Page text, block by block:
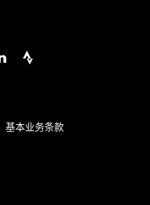
基本业务条款